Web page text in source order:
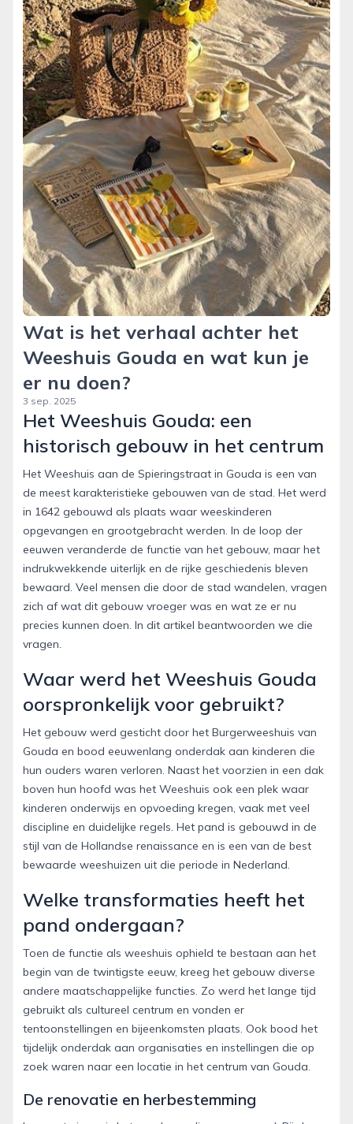
Wat is het verhaal achter het
Weeshuis Gouda en wat kun je
er nu doen?
3 sep. 2025
Het Weeshuis Gouda: een
historisch gebouw in het centrum
Het Weeshuis aan de Spieringstraat in Gouda is een van
de meest karakteristieke gebouwen van de stad. Het werd
in 1642 gebouwd als plaats waar weeskinderen
opgevangen en grootgebracht werden. In de loop der
eeuwen veranderde de functie van het gebouw, maar het
indrukwekkende uiterlijk en de rijke geschiedenis bleven
bewaard. Veel mensen die door de stad wandelen, vragen
zich af wat dit gebouw vroeger was en wat ze er nu
precies kunnen doen. In dit artikel beantwoorden we die
vragen.
Waar werd het Weeshuis Gouda
oorspronkelijk voor gebruikt?
Het gebouw werd gesticht door het Burgerweeshuis van
Gouda en bood eeuwenlang onderdak aan kinderen die
hun ouders waren verloren. Naast het voorzien in een dak
boven hun hoofd was het Weeshuis ook een plek waar
kinderen onderwijs en opvoeding kregen, vaak met veel
discipline en duidelijke regels. Het pand is gebouwd in de
stijl van de Hollandse renaissance en is een van de best
bewaarde weeshuizen uit die periode in Nederland.
Welke transformaties heeft het
pand ondergaan?
Toen de functie als weeshuis ophield te bestaan aan het
begin van de twintigste eeuw, kreeg het gebouw diverse
andere maatschappelijke functies. Zo werd het lange tijd
gebruikt als cultureel centrum en vonden er
tentoonstellingen en bijeenkomsten plaats. Ook bood het
tijdelijk onderdak aan organisaties en instellingen die op
zoek waren naar een locatie in het centrum van Gouda.
De renovatie en herbestemming